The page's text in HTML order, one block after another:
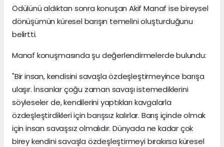
Ödülünü aldıktan sonra konuşan Akif Manaf ise bireysel
dönüşümün küresel barışın temelini oluşturduğunu
belirtti.
Manaf konuşmasında şu değerlendirmelerde bulundu:
"Bir insan, kendisini savaşla özdeşleştirmeyince barışa
ulaşır. İnsanlar çoğu zaman savaşı istemediklerini
söyleseler de, kendilerini yaptıkları kavgalarla
özdeşleştirdikleri için barışsız kalırlar. Barış içinde olmak
için insan savaşsız olmalıdır. Dünyada ne kadar çok
birey kendini savaşla özdeşleştirmeyi bırakırsa küresel